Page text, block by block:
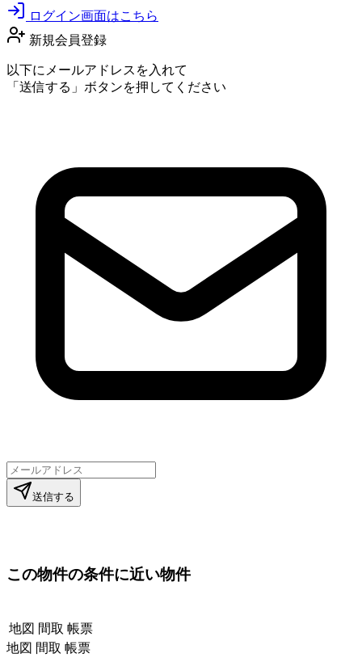
ログイン画面はこちら
新規会員登録
以下にメールアドレスを入れて
「送信する」ボタンを押してください
送信する
この物件の条件に近い物件
地図 間取 帳票
地図 間取 帳票